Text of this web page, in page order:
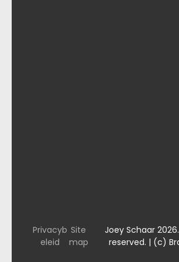
Joey Schaar
reserved. | (c)
Privacyb
eleid
Site
map